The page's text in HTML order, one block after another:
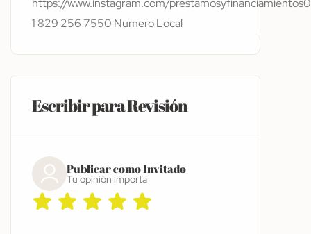
1 829 256 7550 Numero Local
Escribir para Revisión
Publicar como Invitado
Tu opinión importa